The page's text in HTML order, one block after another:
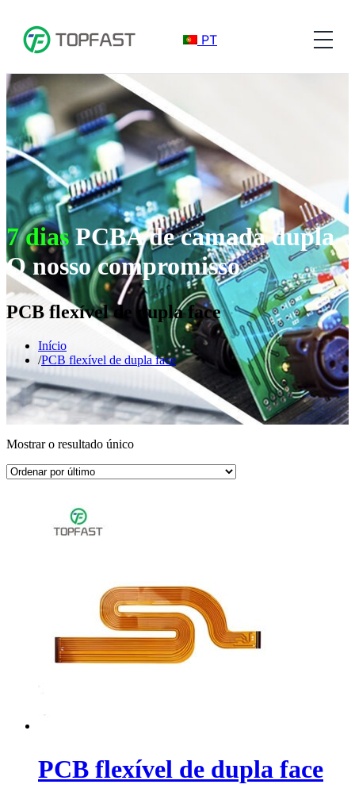
PT
7 diasPCBA de camada dupla
O nosso compromisso
PCB flexível de dupla face
Início
PCB flexível de dupla face
Mostrar o resultado único
PCB flexível de dupla face